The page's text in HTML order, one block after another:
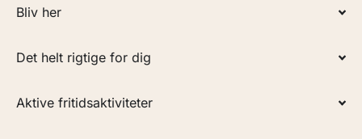
Bliv her
Det helt rigtige for dig
Aktive fritidsaktiviteter